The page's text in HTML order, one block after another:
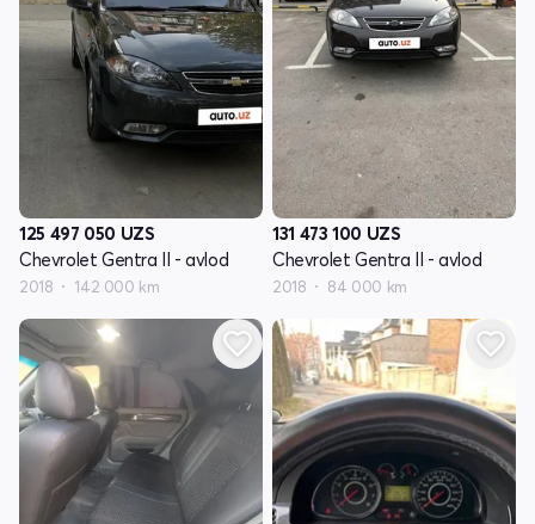
125 497 050 UZS
Chevrolet Gentra II - avlod
2018 142 000 km
131 473 100 UZS
Chevrolet Gentra II - avlod
2018 84 000 km